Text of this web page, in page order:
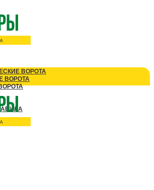
ВОРОТА
ВОРОТА